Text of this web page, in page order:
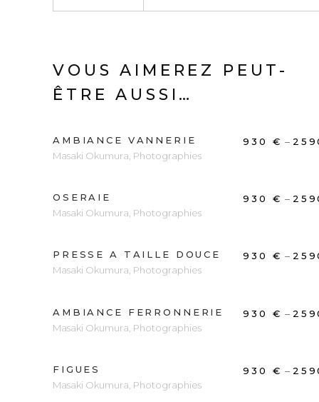
VOUS AIMEREZ PEUT-
ÊTRE AUSSI…
DÉCOUVRIR
AMBIANCE VANNERIE 930 € –
Masaki Okumura Photographies
OSERAIE 930 € –
Masaki Okumura Photographies
DÉCOUVRIR
PRESSE A TAILLE DOUCE 930 € –
Masaki Okumura, Photographies
DÉCOUVRIR
AMBIANCE FERRONNERIE 930 € –
Masaki Okumura Photographies
FIGUES 930 € –
Masaki Okumura Photographies